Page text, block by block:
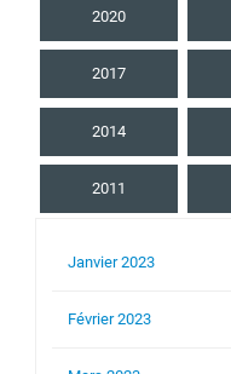
2020
2017
2014
2011
Janvier 2023
Février 2023